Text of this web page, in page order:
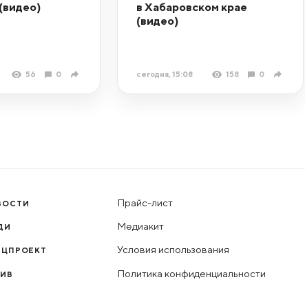
56 0
в Хабаровском крае
(видео)
сегодня, 15:08 158 0
Прайс-лист
Медиакит
Условия использования
Политика конфиденциальности